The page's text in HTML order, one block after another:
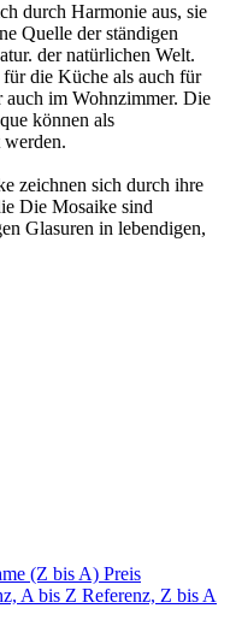
durch Harmonie aus, sie
Quelle der ständigen
der natürlichen Welt.
die Küche als auch für
auch im Wohnzimmer. Die
können als
zeichnen sich durch ihre
Die Mosaike sind
Glasuren in lebendigen,
(Z bis A) Preis
A bis Z Referenz, Z bis A